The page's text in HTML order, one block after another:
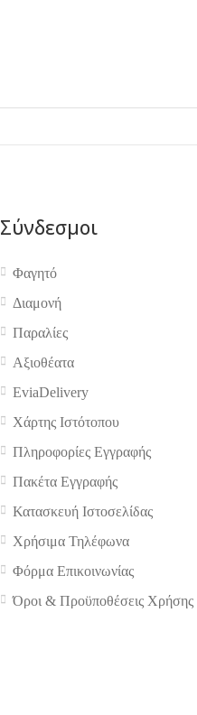
Σύνδεσμοι
Φαγητό
Διαμονή
Παραλίες
Αξιοθέατα
EviaDelivery
Χάρτης Ιστότοπου
Πληροφορίες Εγγραφής
Πακέτα Εγγραφής
Κατασκευή Ιστοσελίδας
Χρήσιμα Τηλέφωνα
Φόρμα Επικοινωνίας
Όροι & Προϋποθέσεις Xρήσης